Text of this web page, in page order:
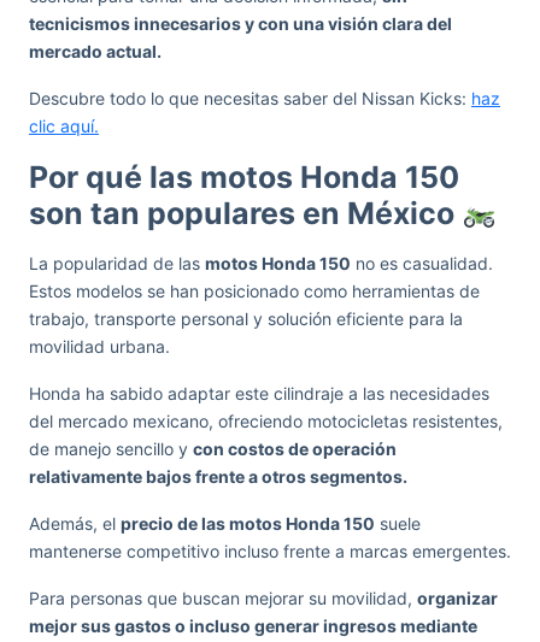
tecnicismos innecesarios y con una visión clara del
mercado actual.
Descubre todo lo que necesitas saber del Nissan Kicks: haz
clic aquí.
Por qué las motos Honda 150
son tan populares en México
La popularidad de las motos Honda 150 no es casualidad.
Estos modelos se han posicionado como herramientas de
trabajo, transporte personal y solución eficiente para la
movilidad urbana.
Honda ha sabido adaptar este cilindraje a las necesidades
del mercado mexicano, ofreciendo motocicletas resistentes,
de manejo sencillo y con costos de operación
relativamente bajos frente a otros segmentos.
Además, el precio de las motos Honda 150 suele
mantenerse competitivo incluso frente a marcas emergentes.
Para personas que buscan mejorar su movilidad, organizar
mejor sus gastos o incluso generar ingresos mediante